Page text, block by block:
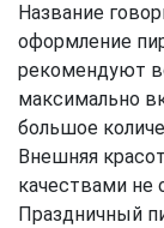
Название
оформление
рекомендуют
максимально
большое
Внешняя
качествами не
Праздничный